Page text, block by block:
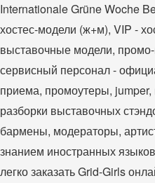
Internationale Grüne Woche
хостес-модели (ж+м), VIP -
выставочные модели,
сервисный персонал -
приема, промоутеры,
разборки выставочных
бармены, модераторы,
знанием иностранных
легко заказать Grid-Girls